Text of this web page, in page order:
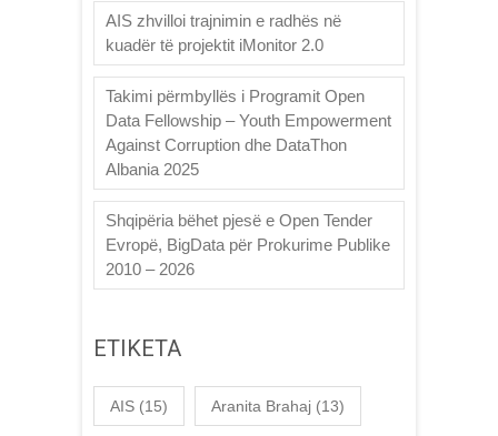
AIS zhvilloi trajnimin e radhës në
kuadër të projektit iMonitor 2.0
Takimi përmbyllës i Programit Open
Data Fellowship – Youth Empowerment
Against Corruption dhe DataThon
Albania 2025
Shqipëria bëhet pjesë e Open Tender
Evropë, BigData për Prokurime Publike
2010 – 2026
ETIKETA
AIS (15) Aranita Brahaj (13)